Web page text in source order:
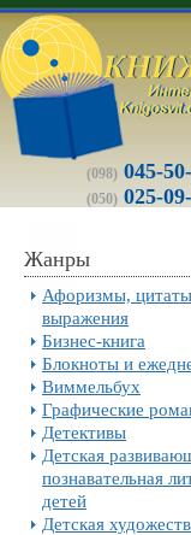
(098) 045-
(050) 025-
Жанры
Афоризмы,
выражения
Бизнес-книга
Блокноты и
Виммельбух
Графические
Детективы
Детская
познавательная
детей
Детская